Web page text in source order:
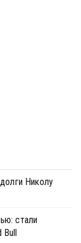
Николу
стали
Bull